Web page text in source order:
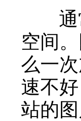
通常
空间
么一
速不
站的